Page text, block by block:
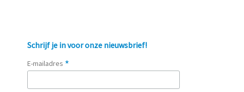
Schrijf je in voor onze nieuwsbrief!
E-mailadres *